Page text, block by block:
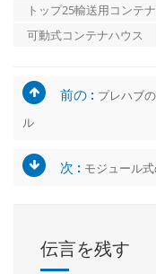
トップ25輸送用コンテ
可動式コンテナハウス
前の : プレハブ
ル
次 : モジュール
伝言を残す